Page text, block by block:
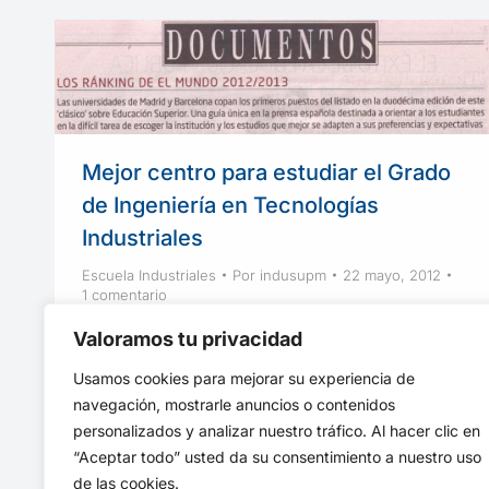
Valoramos tu privacidad
Usamos cookies para mejorar su experiencia de
navegación, mostrarle anuncios o contenidos
personalizados y analizar nuestro tráfico. Al hacer clic en
“Aceptar todo” usted da su consentimiento a nuestro uso
de las cookies.
Mejor centro para estudiar el Grado
de Ingeniería en Tecnologías
Industriales
Escuela Industriales Por indusupm
22 mayo, 2012
1 comentario
El Mundo, en su nuevo ranking de Educación
Superior, sitúa a la Escuela Técnica Superior
de Ingenieros Industriales de Madrid entre las
instituciones académicas mejor valoradas.